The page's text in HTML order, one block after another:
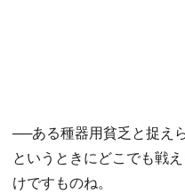
──ある種器用貧乏と捉え
というときにどこでも戦
けですものね。